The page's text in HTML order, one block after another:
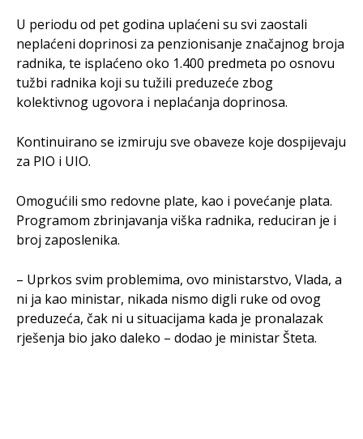
U periodu od pet godina uplaćeni su svi zaostali
neplaćeni doprinosi za penzionisanje značajnog broja
radnika, te isplaćeno oko 1.400 predmeta po osnovu
tužbi radnika koji su tužili preduzeće zbog
kolektivnog ugovora i neplaćanja doprinosa.
Kontinuirano se izmiruju sve obaveze koje dospijevaju
za PIO i UIO.
Omogućili smo redovne plate, kao i povećanje plata.
Programom zbrinjavanja viška radnika, reduciran je i
broj zaposlenika.
– Uprkos svim problemima, ovo ministarstvo, Vlada, a
ni ja kao ministar, nikada nismo digli ruke od ovog
preduzeća, čak ni u situacijama kada je pronalazak
rješenja bio jako daleko – dodao je ministar Šteta.